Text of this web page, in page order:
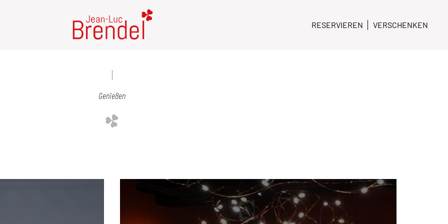
RESERVIEREN VERSCHENKEN
Genießen